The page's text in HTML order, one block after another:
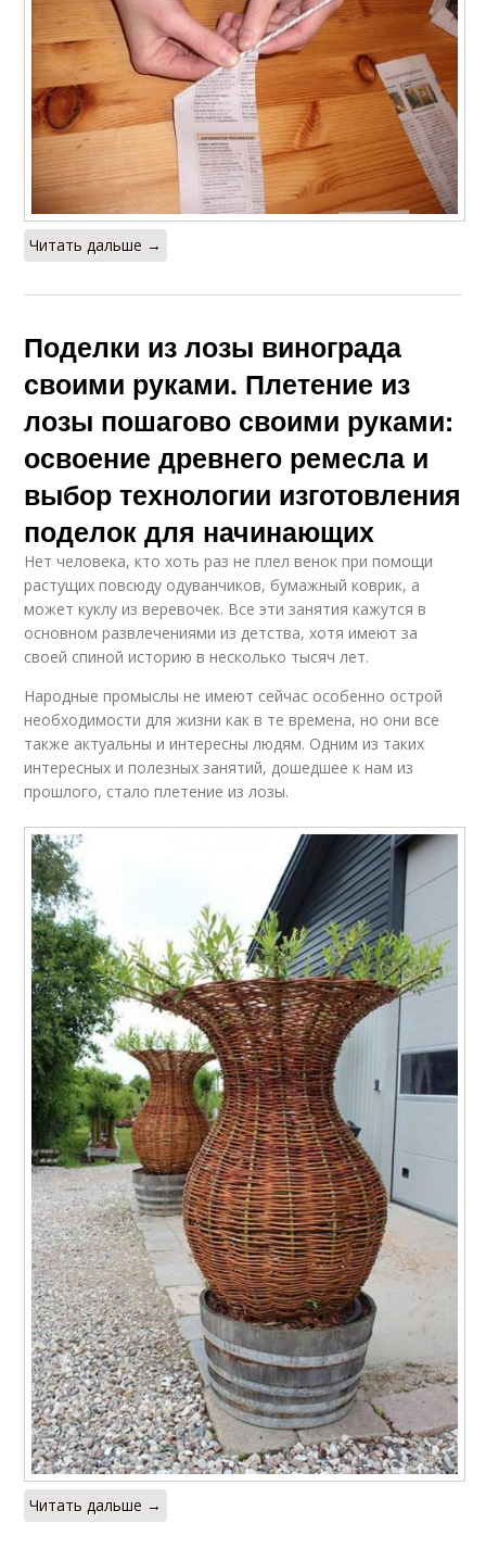
Читать дальше →
Поделки из лозы винограда
своими руками. Плетение из
лозы пошагово своими руками:
освоение древнего ремесла и
выбор технологии изготовления
поделок для начинающих
Нет человека, кто хоть раз не плел венок при помощи
растущих повсюду одуванчиков, бумажный коврик, а
может куклу из веревочек. Все эти занятия кажутся в
основном развлечениями из детства, хотя имеют за
своей спиной историю в несколько тысяч лет.
Народные промыслы не имеют сейчас особенно острой
необходимости для жизни как в те времена, но они все
также актуальны и интересны людям. Одним из таких
интересных и полезных занятий, дошедшее к нам из
прошлого, стало плетение из лозы.
Читать дальше →